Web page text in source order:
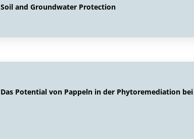
Soil and Groundwater Protection
Das Potential von Pappeln in der Phytoremediation